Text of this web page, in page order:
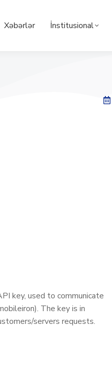
Xəbərlər İnstitusional
key, used to communicate
The key is in
servers requests.